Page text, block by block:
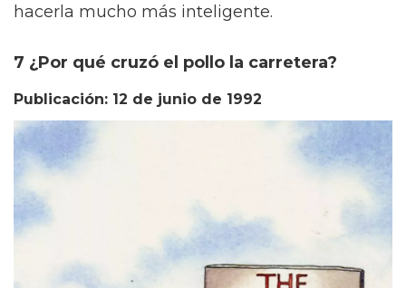
hacerla mucho más inteligente.
7 ¿Por qué cruzó el pollo la carretera?
Publicación: 12 de junio de 1992